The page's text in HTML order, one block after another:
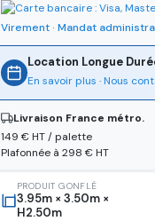
Virement · Mandat
Location Longue
En savoir plus · Nous
Livraison France métro.
149 € HT / palette
Plafonnée à 298 € HT
PRODUIT GONFLÉ
3.95m × 3.50m ×
H2.50m